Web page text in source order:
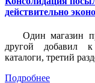
действительно
Один магазин
другой добавил к
каталоги, третий
Подробнее